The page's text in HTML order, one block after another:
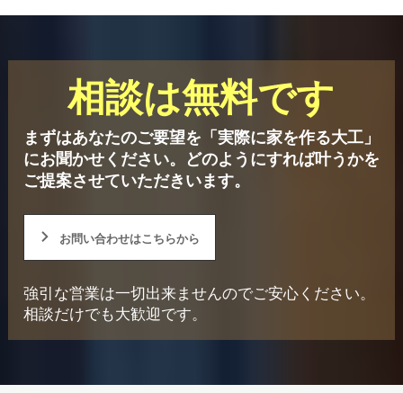
相談は無料です
まずはあなたのご要望を「実際に家を作る大工」
にお聞かせください。
どのようにすれば叶うかを
ご提案させていただきいます。
お問い合わせはこちらから
強引な営業は一切出来ませんのでご安心ください。
相談だけでも大歓迎です。